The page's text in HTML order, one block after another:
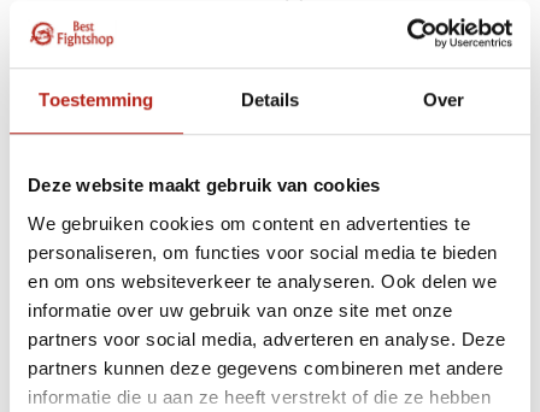
Toestemming Details Over
Deze website maakt gebruik van cookies
We gebruiken cookies om content en advertenties te
personaliseren, om functies voor social media te bieden
en om ons websiteverkeer te analyseren. Ook delen we
informatie over uw gebruik van onze site met onze
partners voor social media, adverteren en analyse. Deze
partners kunnen deze gegevens combineren met andere
informatie die u aan ze heeft verstrekt of die ze hebben
Apply filters
Producten getagd met 5
Mondkapjes - 3 laags
Producten
Filter